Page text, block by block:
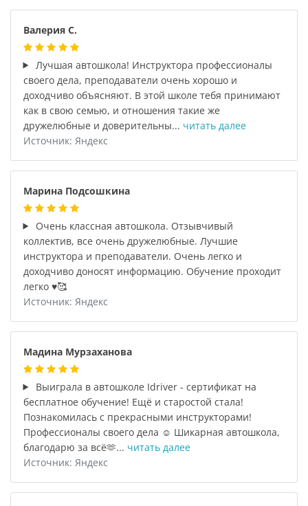
Валерия С.
Лучшая автошкола! Инструктора профессионалы
своего дела, преподаватели очень хорошо и
доходчиво объясняют. В этой школе тебя принимают
как в свою семью, и отношения такие же
дружелюбные и доверительны... читать далее
Источник: Яндекс
Марина Подсошкина
Очень классная автошкола. Отзывчивый
коллектив, все очень дружелюбные. Лучшие
инструктора и преподаватели. Очень легко и
доходчиво доносят информацию. Обучение проходит
легко ♥️🥰
Источник: Яндекс
Мадина Мурзаханова
Выиграла в автошколе Idriver - сертификат на
бесплатное обучение! Ещё и старостой стала!
Познакомилась с прекрасными инструкторами!
Профессионалы своего дела ☺️ Шикарная автошкола,
благодарю за всё🫶... читать далее
Источник: Яндекс